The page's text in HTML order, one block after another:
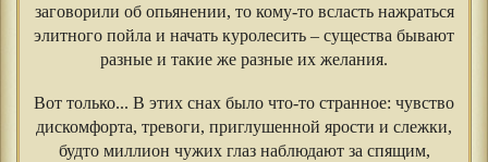
заговорили об опьянении, то кому-то всласть нажраться
элитного пойла и начать куролесить – существа бывают
разные и такие же разные их желания.
Вот только... В этих снах было что-то странное: чувство
дискомфорта, тревоги, приглушенной ярости и слежки,
будто миллион чужих глаз наблюдают за спящим,